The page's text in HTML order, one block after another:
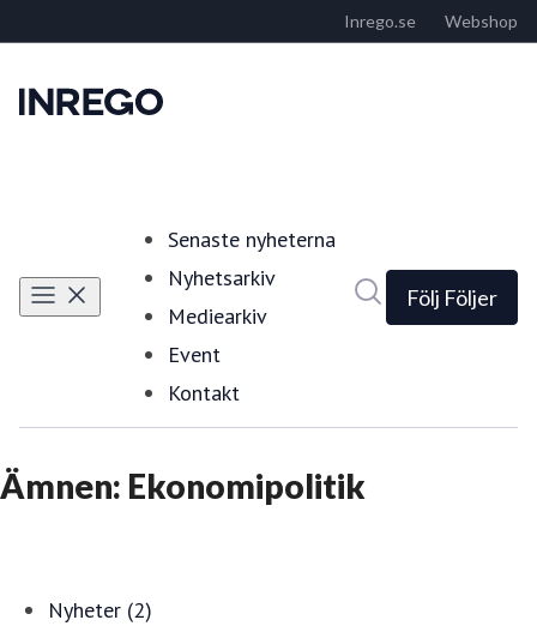
Senaste nyheterna
Nyhetsarkiv
Mediearkiv
Event
Kontakt
Följ Följer
Ämnen: Ekonomipolitik
Nyheter (2)